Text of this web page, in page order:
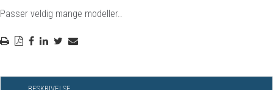
Passer veldig mange modeller..